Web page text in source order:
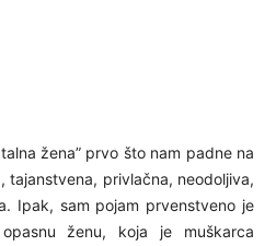
žena” prvo što nam padne na
tajanstvena, privlačna, neodoljiva,
Ipak, sam pojam prvenstveno je
ženu, koja je muškarca